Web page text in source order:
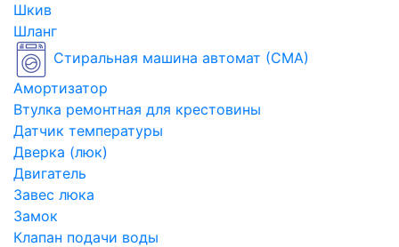
Шкив
Шланг
Стиральная машина автомат (СМА)
Амортизатор
Втулка ремонтная для крестовины
Датчик температуры
Дверка (люк)
Двигатель
Завес люка
Замок
Клапан подачи воды